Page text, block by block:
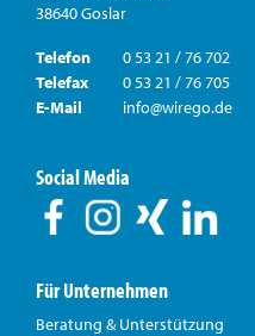
38640 Goslar
Telefon
0 53 21 / 76 702
Telefax
0 53 21 / 76 705
E-Mail
info@wirego.de
Social Media
Für Unternehmen
Beratung & Unterstützung